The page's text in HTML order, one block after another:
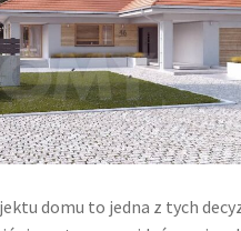
domu to jedna z tych